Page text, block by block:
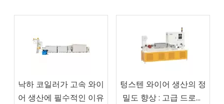
낙하 코일러가 고속 와이
어 생산에 필수적인 이유
텅스텐 와이어 생산의 정
밀도 향상 : 고급 드로잉